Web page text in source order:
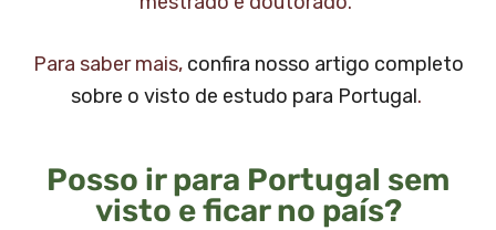
Para saber mais, confira nosso artigo completo
sobre o visto de estudo para Portugal.
Posso ir para Portugal sem
visto e ficar no país?